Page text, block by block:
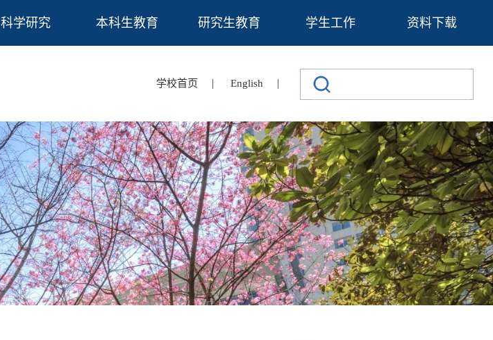
科学研究 本科生教育 研究生教育 学生工作 资料下载
学校首页 | English |